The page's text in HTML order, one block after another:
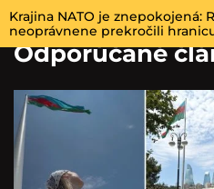
Krajina NATO je znepokojená:
neoprávnene prekročili
Odporúčané